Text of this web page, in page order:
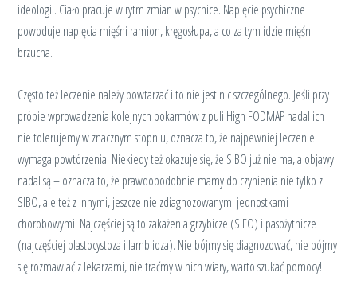
ideologii. Ciało pracuje w rytm zmian w psychice. Napięcie psychiczne
powoduje napięcia mięśni ramion, kręgosłupa, a co za tym idzie mięśni
brzucha.
Często też leczenie należy powtarzać i to nie jest nic szczególnego. Jeśli przy
próbie wprowadzenia kolejnych pokarmów z puli High FODMAP nadal ich
nie tolerujemy w znacznym stopniu, oznacza to, że najpewniej leczenie
wymaga powtórzenia. Niekiedy też okazuje się, że SIBO już nie ma, a objawy
nadal są – oznacza to, że prawdopodobnie mamy do czynienia nie tylko z
SIBO, ale też z innymi, jeszcze nie zdiagnozowanymi jednostkami
chorobowymi. Najczęściej są to zakażenia grzybicze (SIFO) i pasożytnicze
(najczęściej blastocystoza i lamblioza). Nie bójmy się diagnozować, nie bójmy
się rozmawiać z lekarzami, nie traćmy w nich wiary, warto szukać pomocy!